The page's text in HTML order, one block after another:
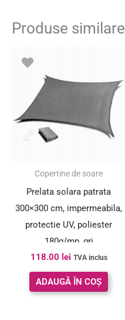
Produse similare
Copertine de soare
Prelata solara patrata
300×300 cm, impermeabila,
protectie UV, poliester
180g/mp, gri
118.00 lei TVA inclus
ADAUGĂ ÎN COȘ